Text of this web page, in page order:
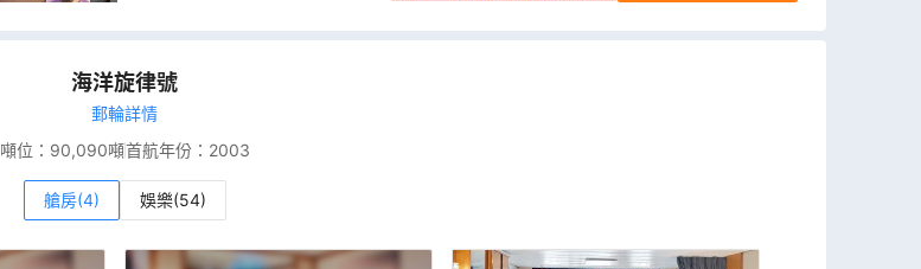
海洋旋律號
郵輪詳情
噸位： 90,090噸首航年份： 2003
艙房(4) 娛樂(54)